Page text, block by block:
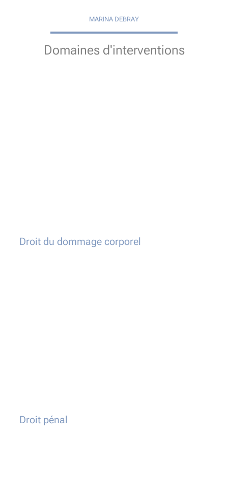
MARINA DEBRAY
Domaines d'interventions
Droit du dommage corporel
Droit pénal